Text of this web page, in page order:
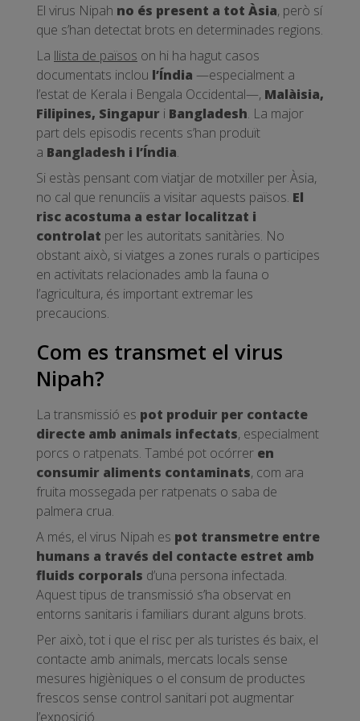
El virus Nipah no és present a tot Àsia, però sí
que s’han detectat brots en determinades regions.
La llista de països on hi ha hagut casos
documentats inclou l’Índia —especialment a
l’estat de Kerala i Bengala Occidental—, Malàisia,
Filipines, Singapur i Bangladesh. La major
part dels episodis recents s’han produït
a Bangladesh i l’Índia.
Si estàs pensant com viatjar de motxiller per Àsia,
no cal que renunciïs a visitar aquests països. El
risc acostuma a estar localitzat i
controlat per les autoritats sanitàries. No
obstant això, si viatges a zones rurals o participes
en activitats relacionades amb la fauna o
l’agricultura, és important extremar les
precaucions.
Com es transmet el virus
Nipah?
La transmissió es pot produir per contacte
directe amb animals infectats, especialment
porcs o ratpenats. També pot ocórrer en
consumir aliments contaminats, com ara
fruita mossegada per ratpenats o saba de
palmera crua.
A més, el virus Nipah es pot transmetre entre
humans a través del contacte estret amb
fluids corporals d’una persona infectada.
Aquest tipus de transmissió s’ha observat en
entorns sanitaris i familiars durant alguns brots.
Per això, tot i que el risc per als turistes és baix, el
contacte amb animals, mercats locals sense
mesures higièniques o el consum de productes
frescos sense control sanitari pot augmentar
l’exposició.